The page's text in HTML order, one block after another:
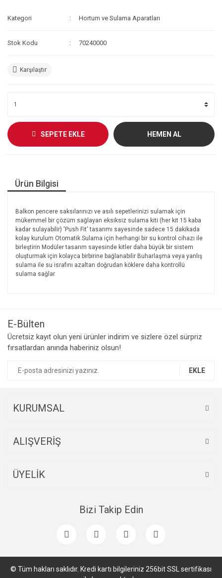
Kategori Hortum ve Sulama Aparatları
Stok Kodu 70240000
Karşılaştır
SEPETE EKLE HEMEN AL
Ürün Bilgisi
Balkon pencere saksılarınızı ve asılı sepetlerinizi sulamak için
mükemmel bir çözüm sağlayan eksiksiz sulama kiti (her kit 15 kaba
kadar sulayabilir) 'Push Fit' tasarımı sayesinde sadece 15 dakikada
kolay kurulum Otomatik Sulama için herhangi bir su kontrol cihazı ile
birleştirin Modüler tasarım sayesinde kitler daha büyük bir sistem
oluşturmak için kolayca birbirine bağlanabilir Buharlaşma veya yanlış
sulama ile su israfını azaltan doğrudan köklere daha kontrollü
sulama sağlar
E-Bülten
Ücretsiz kayıt olun yeni ürünler indirim ve sizlere özel sürpriz
fırsatlardan anında haberiniz olsun!
EKLE
KURUMSAL
ALIŞVERİŞ
ÜYELİK
Bizi Takip Edin
© Tüm hakları saklıdır. Kredi kartı bilgileriniz 256bit SSL sertifikası